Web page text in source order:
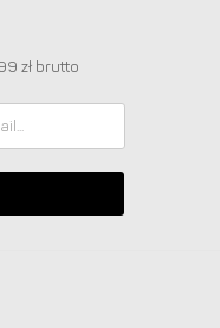
zł brutto